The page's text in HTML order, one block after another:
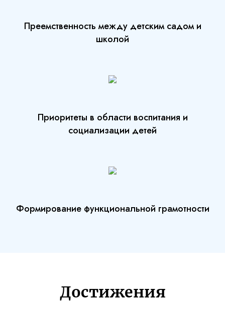
Преемственность между детским садом и
школой
Приоритеты в области воспитания и
социализации детей
Формирование функциональной грамотности
Достижения